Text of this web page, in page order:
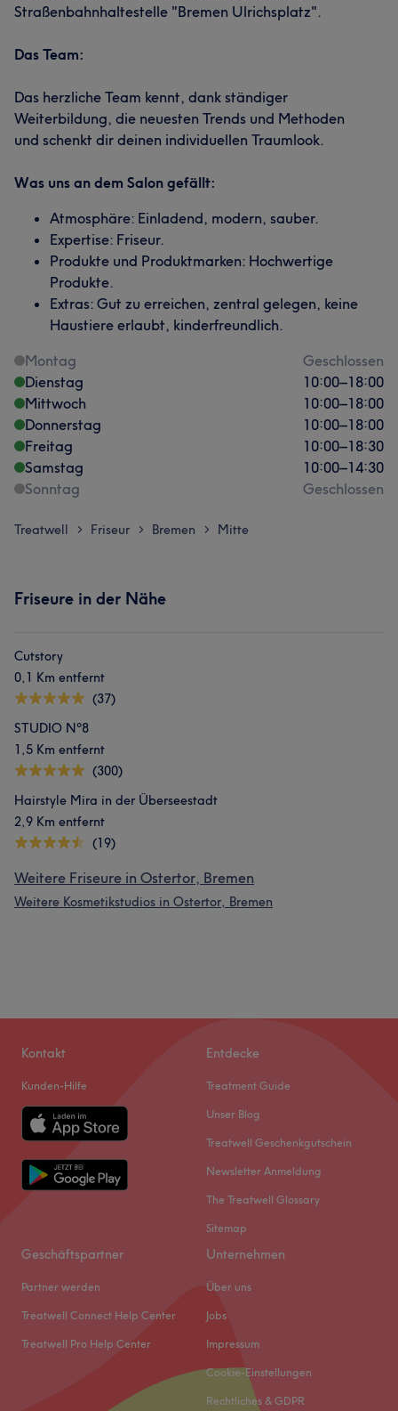
Straßenbahnhaltestelle "Bremen Ulrichsplatz".
Das Team:
Das herzliche Team kennt, dank ständiger
Weiterbildung, die neuesten Trends und Methoden
und schenkt dir deinen individuellen Traumlook.
Was uns an dem Salon gefällt:
Atmosphäre: Einladend, modern, sauber.
Expertise: Friseur.
Produkte und Produktmarken: Hochwertige
Produkte.
Extras: Gut zu erreichen, zentral gelegen, keine
Haustiere erlaubt, kinderfreundlich.
Montag
Geschlossen
Dienstag
10:00–18:00
Mittwoch
10:00–18:00
Donnerstag
10:00–18:00
Freitag
10:00–18:30
Samstag
10:00–14:30
Sonntag
Geschlossen
Treatwell > Friseur > Bremen > Mitte
Friseure in der Nähe
Cutstory
0,1 Km entfernt
(37)
STUDIO Nº8
1,5 Km entfernt
(300)
Hairstyle Mira in der Überseestadt
2,9 Km entfernt
(19)
Weitere Friseure in Ostertor, Bremen
Weitere Kosmetikstudios in Ostertor, Bremen
Kontakt
Kunden-Hilfe
Entdecke
Treatment Guide
Unser Blog
Treatwell Geschenkgutschein
Newsletter Anmeldung
The Treatwell Glossary
Sitemap
Geschäftspartner
Partner werden
Treatwell Connect Help Center
Treatwell Pro Help Center
Unternehmen
Über uns
Jobs
Impressum
Cookie-Einstellungen
Rechtliches & GDPR